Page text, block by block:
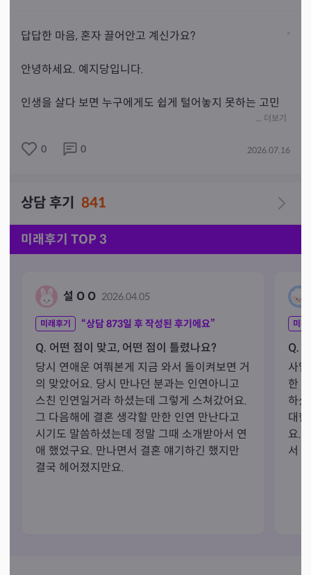
답답한 마음, 혼자 끌어안고 계신가요?
안녕하세요. 예지당입니다.
인생을 살다 보면 누구에게도 쉽게 털어놓지 못하는 고민
✔️ 연애·재회·궁합
✔️ 가족·자녀 고민
예지당은 한 분 한 분의 사연을 소중히 듣고, 진심을 담아
재의 흐름을 바탕으로 현실적인 방향과 해결책을 함께 찾
아드립니다.
따뜻한 분위기와 정직한 상담을 약속드립니다.
마음이 답답할 때, 길을 찾고 싶을 때 예지당이 함께하겠습
니다.
📍예약 상담 가능
📞 전화 상담·방문 상담 가능
... 더보기
0 0 2026.07.16
상담 후기 841
미래후기 TOP 3
설 O O 2026.04.05
미래후기 “상담873일 후 작성된 후기에요”
Q. 어떤 점이 맞고, 어떤 점이 틀렸나요?
당시 연애운 여쭤본게 지금 와서 돌이켜보면 거
의 맞았어요. 당시 만나던 분과는 인연아니고
스친 인연일거라 하셨는데 그렇게 스쳐갔어요.
그 다음해에 결혼 생각할 만한 인연 만난다고
시기도 말씀하셨는데 정말 그때 소개받아서 연
애 했었구요. 만나면서 결혼 얘기하긴 했지만
결국 헤어졌지만요.
미래
Q.
사
한
하
대
요.
서